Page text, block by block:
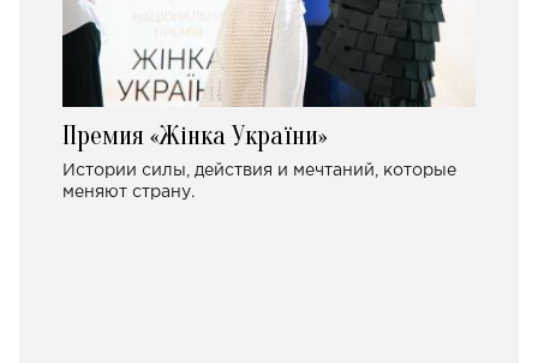
Премия «Жінка України»
Истории силы, действия и мечтаний, которые
меняют страну.